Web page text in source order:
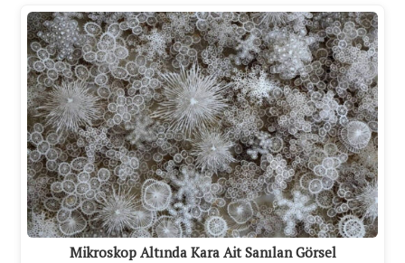
Mikroskop Altında Kara Ait Sanılan Görsel